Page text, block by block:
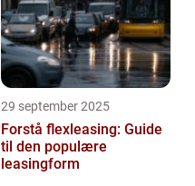
29 september 2025
Forstå flexleasing: Guide
til den populære
leasingform